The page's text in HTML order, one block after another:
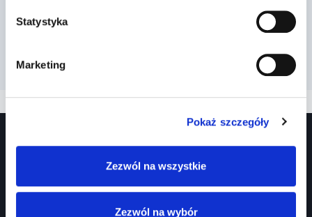
Statystyka
Marketing
Pokaż szczegóły
Zezwól na wszystkie
Zezwól na wybór